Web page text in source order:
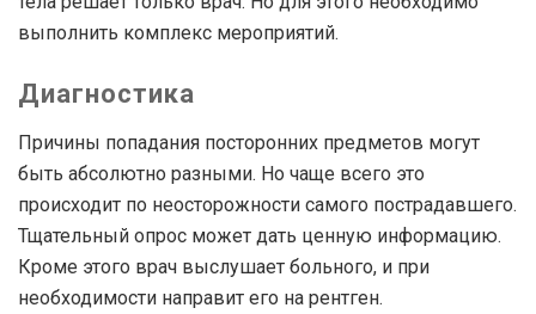
выполнить комплекс мероприятий.
Диагностика
Причины попадания посторонних предметов могут
быть абсолютно разными. Но чаще всего это
происходит по неосторожности самого пострадавшего.
Тщательный опрос может дать ценную информацию.
Кроме этого врач выслушает больного, и при
необходимости направит его на рентген.